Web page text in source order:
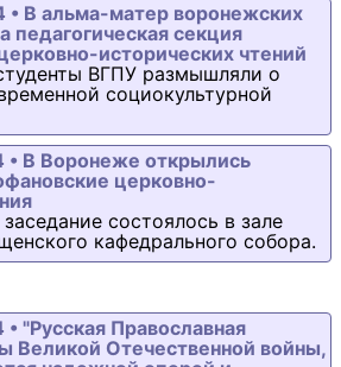
• В альма-матер воронежских
педагогическая секция
исторических чтений
ВГПУ размышляли о
социокультурной
• В Воронеже открылись
церковно-
состоялось в зале
кафедрального собора.
"Русская Православная
Великой Отечественной войны,